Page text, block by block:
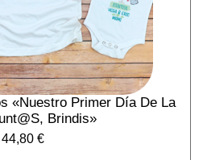
«Nuestro Primer Día De La
Brindis»
44,80 €